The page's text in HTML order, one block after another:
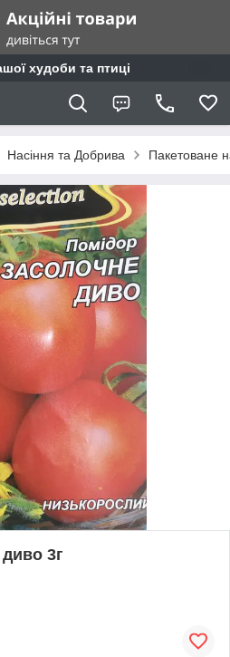
худоби та птиці
Насіння та Добрива Пакетоване
3г